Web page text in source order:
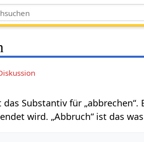
das Substantiv für
wird. „Abbruch“ ist das